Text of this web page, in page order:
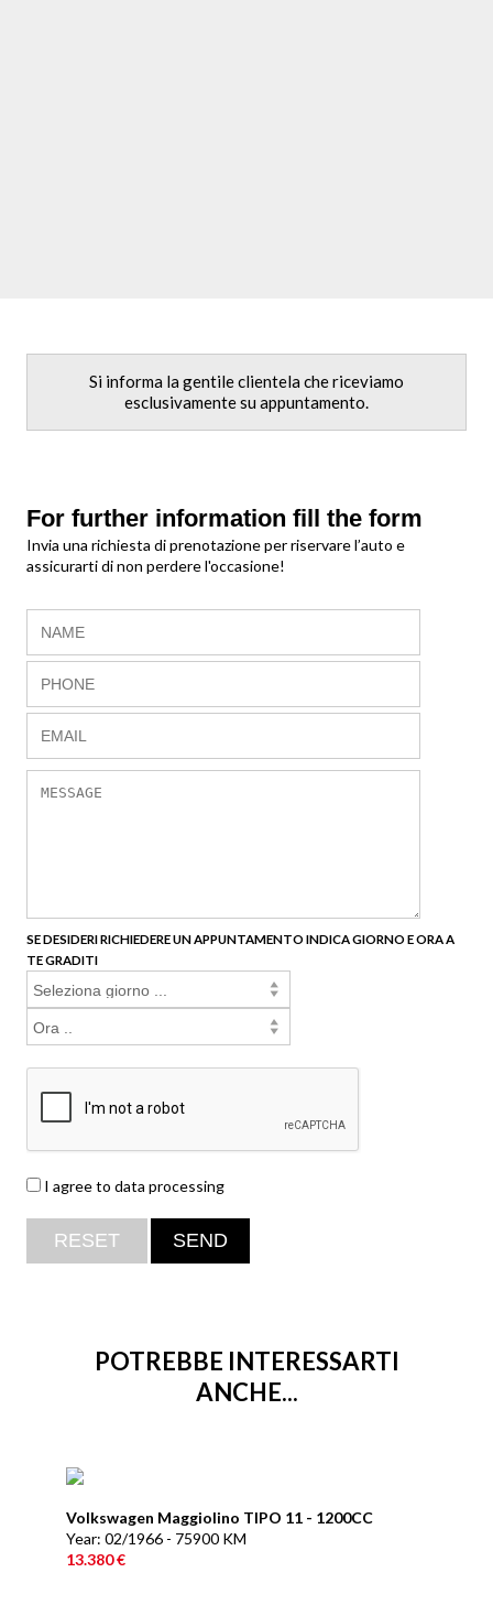
Si informa la gentile clientela che riceviamo
esclusivamente su appuntamento.
For further information fill the form
Invia una richiesta di prenotazione per riservare l’auto e
assicurarti di non perdere l'occasione!
SE DESIDERI RICHIEDERE UN APPUNTAMENTO INDICA GIORNO E ORA A
TE GRADITI
I agree to data processing
POTREBBE INTERESSARTI
ANCHE...
Volkswagen Maggiolino TIPO 11 - 1200CC
Year: 02/1966 - 75900 KM
13.380 €